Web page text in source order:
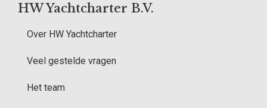
HW Yachtcharter B.V.
Over HW Yachtcharter
Veel gestelde vragen
Het team